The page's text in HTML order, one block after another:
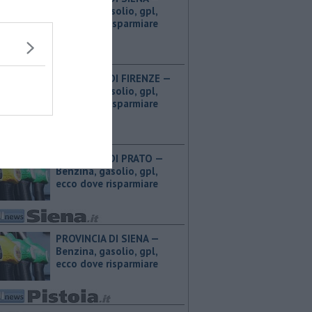
Benzina, gasolio, gpl,
ecco dove risparmiare
PROVINCIA DI FIRENZE — ​
Benzina, gasolio, gpl,
ecco dove risparmiare
PROVINCIA DI PRATO — ​
Benzina, gasolio, gpl,
ecco dove risparmiare
PROVINCIA DI SIENA — ​
Benzina, gasolio, gpl,
ecco dove risparmiare